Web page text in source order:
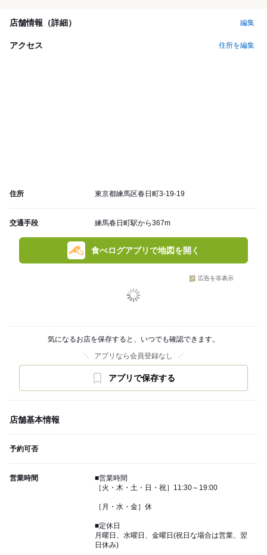
店舗情報（詳細） 編集
アクセス 住所を編集
住所 東京都練馬区春日町3-19-19
交通手段 練馬春日町駅から367m
食べログアプリで地図を開く
広告を非表示
気になるお店を保存すると、いつでも確認できます。
アプリなら会員登録なし
アプリで保存する
店舗基本情報
予約可否
営業時間
■営業時間
［火・木・土・日・祝］11:30～19:00
［月・水・金］休
■定休日
月曜日、水曜日、金曜日(祝日な場合は営業、翌
日休み)